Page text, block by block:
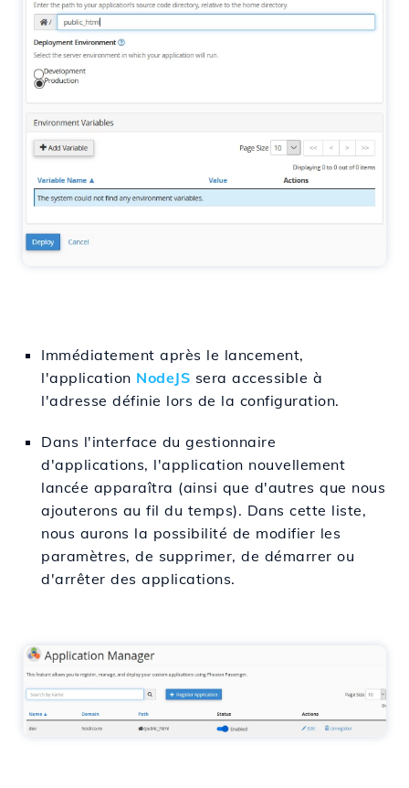
Immédiatement après le lancement,
l'application NodeJS sera accessible à
l'adresse définie lors de la configuration.
Dans l'interface du gestionnaire
d'applications, l'application nouvellement
lancée apparaîtra (ainsi que d'autres que nous
ajouterons au fil du temps). Dans cette liste,
nous aurons la possibilité de modifier les
paramètres, de supprimer, de démarrer ou
d'arrêter des applications.